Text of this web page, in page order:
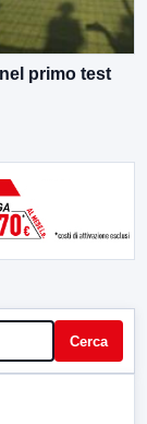
primo test
Cerca